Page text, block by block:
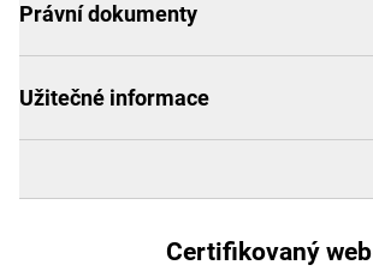
Právní dokumenty
Užitečné informace
Certifikovaný web